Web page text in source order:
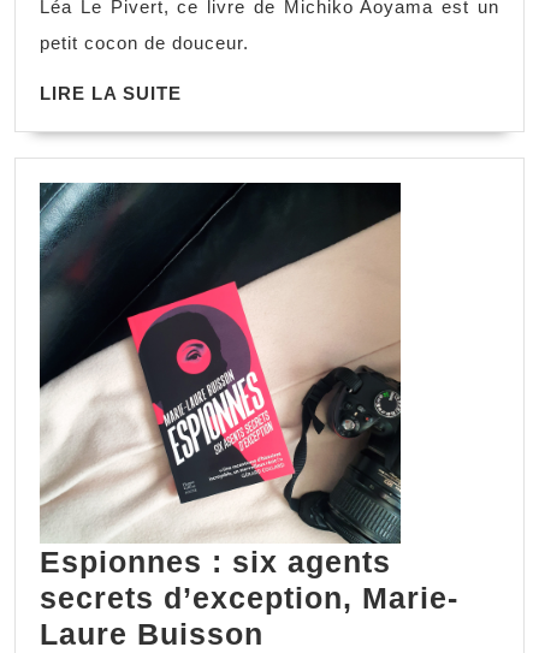
Léa Le Pivert, ce livre de Michiko Aoyama est un
petit cocon de douceur.
LIRE LA SUITE
Espionnes : six agents
secrets d’exception, Marie-
Laure Buisson